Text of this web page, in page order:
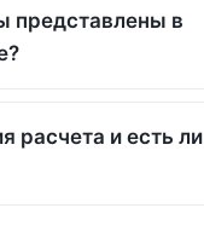
представлены в
расчета и есть ли